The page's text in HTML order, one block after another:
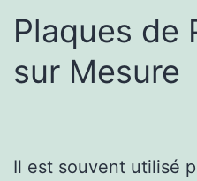
Plaques de
sur Mesure
Il est souvent utilisé